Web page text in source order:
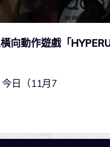
向動作遊戲「
日（11月7